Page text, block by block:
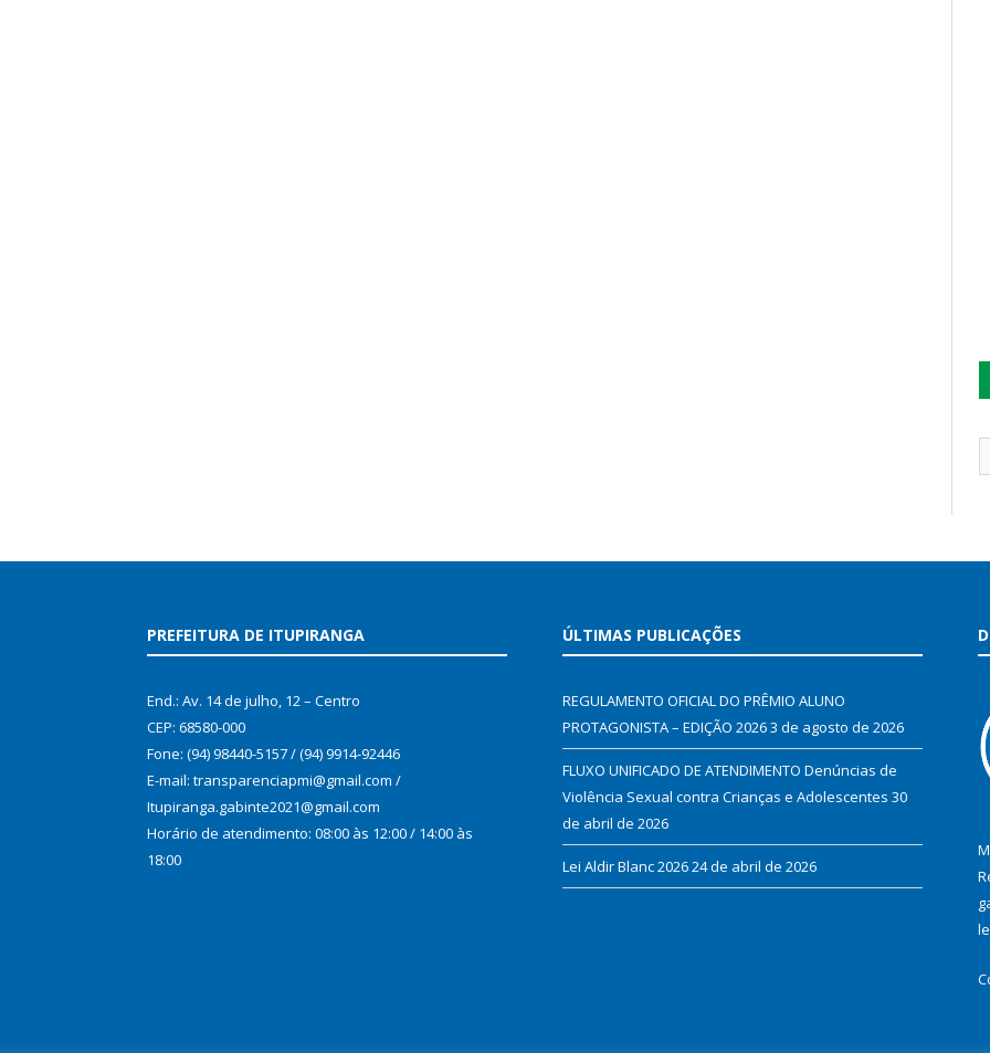
PREFEITURA DE ITUPIRANGA
End.: Av. 14 de julho, 12 – Centro
CEP: 68580-000
Fone: (94) 98440-5157 / (94) 9914-92446
E-mail: transparenciapmi@gmail.com /
Itupiranga.gabinte2021@gmail.com
Horário de atendimento: 08:00 às 12:00 / 14:00 às
18:00
ÚLTIMAS PUBLICAÇÕES
REGULAMENTO OFICIAL DO PRÊMIO ALUNO
PROTAGONISTA – EDIÇÃO 20263 de agosto de 2026
FLUXO UNIFICADO DE ATENDIMENTO Denúncias de
Violência Sexual contra Crianças e Adolescentes 30
de abril de 2026
Lei Aldir Blanc 202624 de abril de 2026